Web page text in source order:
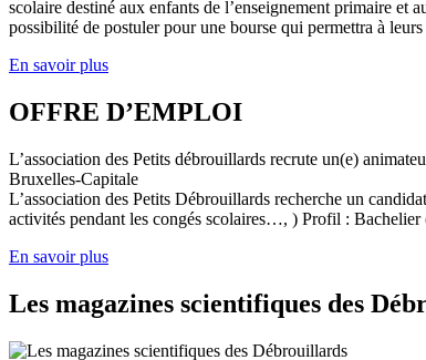
scolaire destiné aux enfants de l’enseignement primaire et
possibilité de postuler pour une bourse qui permettra à
En savoir plus
OFFRE D’EMPLOI
L’association des Petits débrouillards recrute un(e)
Bruxelles-Capitale
L’association des Petits Débrouillards recherche un
activités pendant les congés scolaires…, ) Profil : Bachelier
En savoir plus
Les magazines scientifiques des